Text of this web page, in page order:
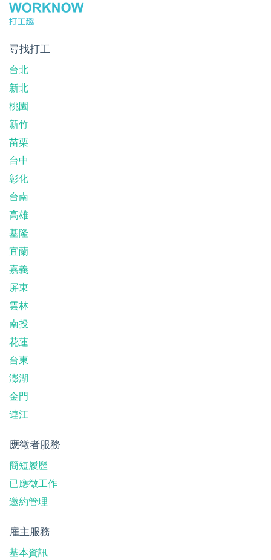
尋找打工
台北
新北
桃園
新竹
苗栗
台中
彰化
台南
高雄
基隆
宜蘭
嘉義
屏東
雲林
南投
花蓮
台東
澎湖
金門
連江
應徵者服務
簡短履歷
已應徵工作
邀約管理
雇主服務
基本資訊